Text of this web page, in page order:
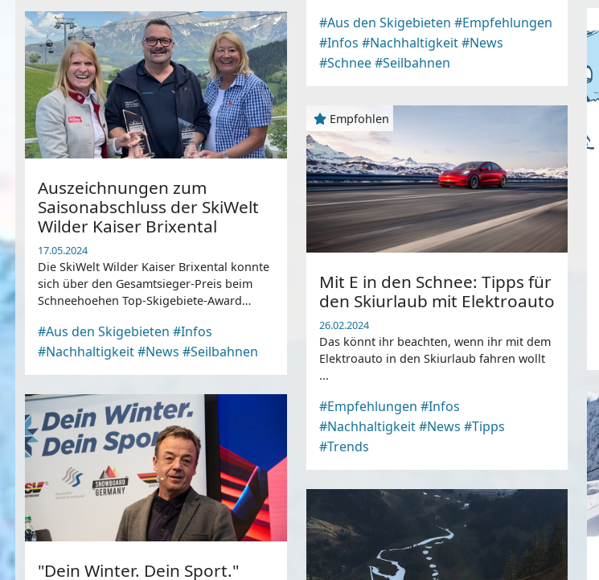
#Aus den Skigebieten #Empfehlungen
#Infos #Nachhaltigkeit#News
#Schnee#Seilbahnen
Auszeichnungen zum
Saisonabschluss der SkiWelt
Wilder Kaiser Brixental
17.05.2024
Die SkiWelt Wilder Kaiser Brixental konnte
sich über den Gesamtsieger-Preis beim
Schneehoehen Top-Skigebiete-Award
#Aus den Skigebieten #Infos
#Nachhaltigkeit#News #Seilbahnen
Empfohlen
Mit E in den Schnee: Tipps für
den Skiurlaub mit Elektroauto
26.02.2024
Das könnt ihr beachten, wenn ihr mit dem
Elektroauto in den Skiurlaub fahren wollt
...
#Empfehlungen #Infos
#Nachhaltigkeit#News #Tipps
#Trends
"Dein Winter. Dein Sport."